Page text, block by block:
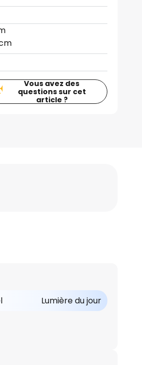
Vous avez des
questions sur cet
article ?
Lumière du jour